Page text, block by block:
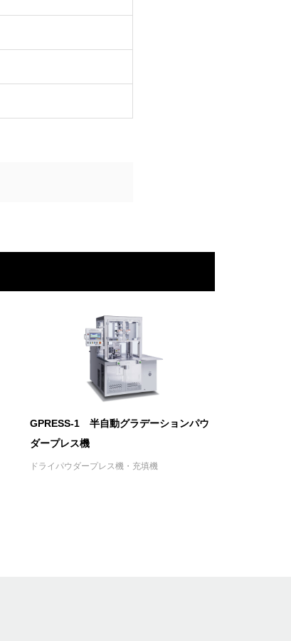
GPRESS-1 半自動グラデーションパウ
ダープレス機
ドライパウダープレス機・充填機